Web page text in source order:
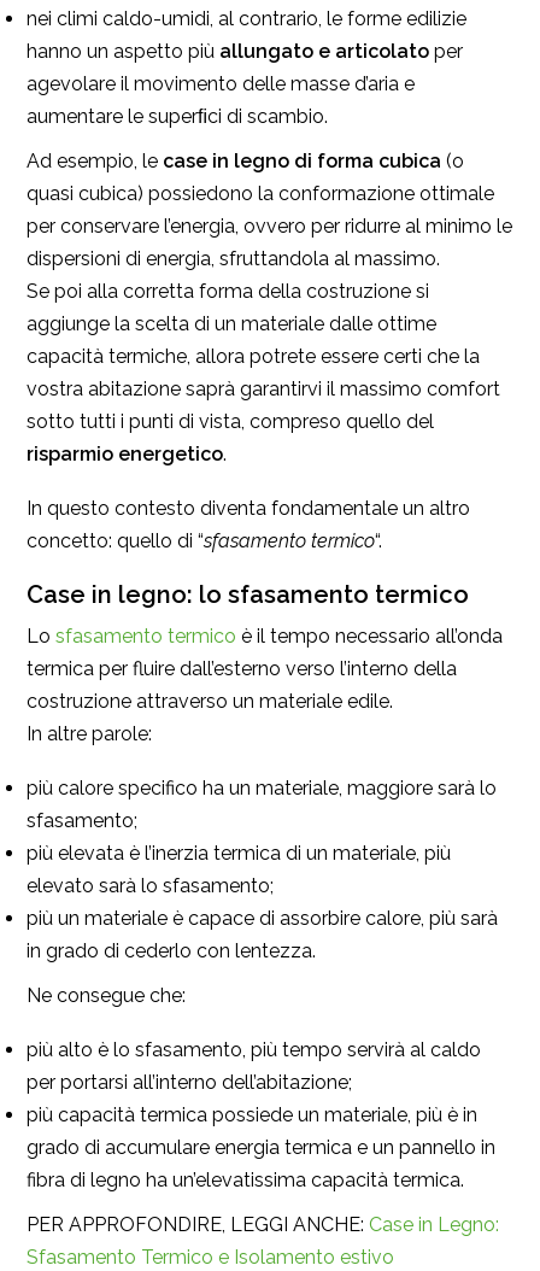
nei climi caldo-umidi, al contrario, le forme edilizie
hanno un aspetto più allungato e articolato per
agevolare il movimento delle masse d’aria e
aumentare le superﬁci di scambio.
Ad esempio, le case in legno di forma cubica (o
quasi cubica) possiedono la conformazione ottimale
per conservare l’energia, ovvero per ridurre al minimo le
dispersioni di energia, sfruttandola al massimo.
Se poi alla corretta forma della costruzione si
aggiunge la scelta di un materiale dalle ottime
capacità termiche, allora potrete essere certi che la
vostra abitazione saprà garantirvi il massimo comfort
sotto tutti i punti di vista, compreso quello del
risparmio energetico.
In questo contesto diventa fondamentale un altro
concetto: quello di “sfasamento termico“.
Case in legno: lo sfasamento termico
Lo sfasamento termico è il tempo necessario all’onda
termica per fluire dall’esterno verso l’interno della
costruzione attraverso un materiale edile.
In altre parole:
più calore specifico ha un materiale, maggiore sarà lo
sfasamento;
più elevata è l’inerzia termica di un materiale, più
elevato sarà lo sfasamento;
più un materiale è capace di assorbire calore, più sarà
in grado di cederlo con lentezza.
Ne consegue che:
più alto è lo sfasamento, più tempo servirà al caldo
per portarsi all’interno dell’abitazione;
più capacità termica possiede un materiale, più è in
grado di accumulare energia termica e un pannello in
fibra di legno ha un’elevatissima capacità termica.
PER APPROFONDIRE, LEGGI ANCHE: Case in Legno:
Sfasamento Termico e Isolamento estivo